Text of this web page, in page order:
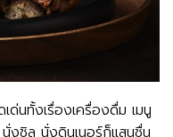
ด่นทั้งเรื่องเครื่องดื่ม เมนู
งชิล นั่งดินเนอร์ก็แสนชื่น